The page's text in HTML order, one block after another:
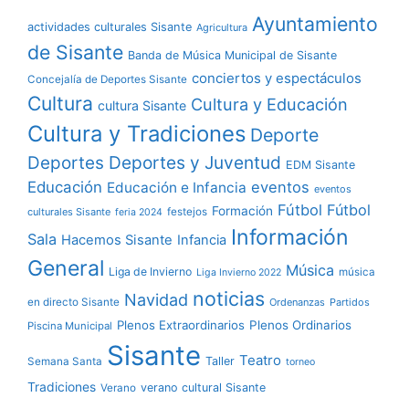
actividades culturales Sisante Agricultura Ayuntamiento
de Sisante Banda de Música Municipal de Sisante
Concejalía de Deportes Sisante conciertos y espectáculos
Cultura cultura Sisante Cultura y Educación
Cultura y Tradiciones Deporte
Deportes Deportes y Juventud EDM Sisante
Educación Educación e Infancia eventos eventos
culturales Sisante feria 2024 festejos Formación Fútbol Fútbol
Sala Hacemos Sisante Infancia Información
General Liga de Invierno Liga Invierno 2022 Música música
en directo Sisante Navidad noticias Ordenanzas Partidos
Piscina Municipal Plenos Extraordinarios Plenos Ordinarios
Semana Santa Sisante Taller Teatro torneo
Tradiciones Verano verano cultural Sisante